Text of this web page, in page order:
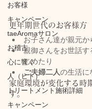
お客様
キャンペーン
taeAromaサロン
お稽古
心に響く
人（ヒト）
トリートメント施術詳細
キャンペーン
更年期世代のお客様方
お子さん達が親元か
親御さんをお世話す
じめたり
ご夫婦二人の生活に
家庭環境が変化する時
す。